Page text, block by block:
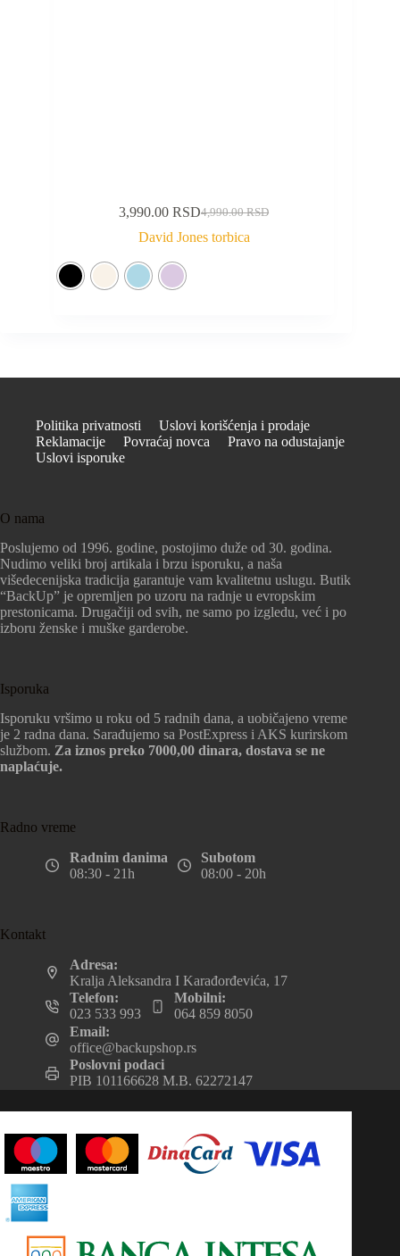
4,990.00RSD
3,990.00RSD
David Jones torbica
Politika privatnosti
Uslovi korišćenja i prodaje
Reklamacije
Povraćaj novca
Pravo na odustajanje
Uslovi isporuke
O nama
Poslujemo od 1996. godine, postojimo duže od 30. godina.
Nudimo veliki broj artikala i brzu isporuku, a naša
višedecenijska tradicija garantuje vam kvalitetnu uslugu. Butik
“BackUp” je opremljen po uzoru na radnje u evropskim
prestonicama. Drugačiji od svih, ne samo po izgledu, već i po
izboru ženske i muške garderobe.
Isporuka
Isporuku vršimo u roku od 5 radnih dana, a uobičajeno vreme
je 2 radna dana. Sarađujemo sa PostExpress i AKS kurirskom
službom. Za iznos preko 7000,00 dinara, dostava se ne
naplaćuje.
Radno vreme
Radnim danima
08:30 - 21h
Subotom
08:00 - 20h
Kontakt
Adresa:
Kralja Aleksandra I Karađorđevića, 17
Telefon:
023 533 993
Mobilni:
064 859 8050
Email:
office@backupshop.rs
Poslovni podaci
PIB 101166628 M.B. 62272147